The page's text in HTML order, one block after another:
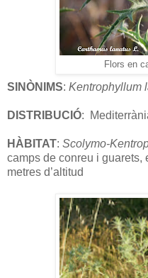
Flors en
SINÒNIMS: Kentrophyllum
DISTRIBUCIÓ:
HÀBITAT: Scolymo-
camps de conreu i
metres d’altitud